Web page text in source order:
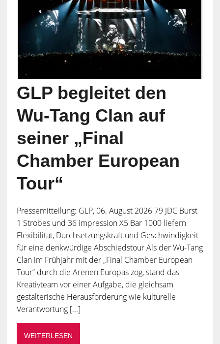
GLP begleitet den
Wu-Tang Clan auf
seiner „Final
Chamber European
Tour“
Pressemitteilung: GLP, 06. August 2026 79 JDC Burst
1 Strobes und 36 impression X5 Bar 1000 liefern
Flexibilität, Durchsetzungskraft und Geschwindigkeit
für eine denkwürdige Abschiedstour Als der Wu-Tang
Clan im Frühjahr mit der „Final Chamber European
Tour“ durch die Arenen Europas zog, stand das
Kreativteam vor einer Aufgabe, die gleichsam
gestalterische Herausforderung wie kulturelle
Verantwortung [...]
WEITERLESEN